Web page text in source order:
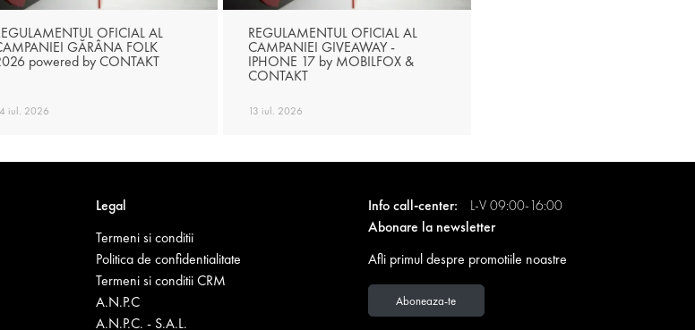
OFICIAL AL
GĂRÂNA FOLK
powered by CONTAKT
iul. 2026
REGULAMENTUL OFICIAL AL
CAMPANIEI GIVEAWAY -
IPHONE 17 by MOBILFOX &
CONTAKT
13 iul. 2026
Legal
Termeni si conditii
Politica de confidentialitate
Termeni si conditii CRM
A.N.P.C
A.N.P.C. - S.A.L.
Info call-center:
L-V 09:00-16:00
Abonare la newsletter
Afli primul despre promotiile noastre
Aboneaza-te